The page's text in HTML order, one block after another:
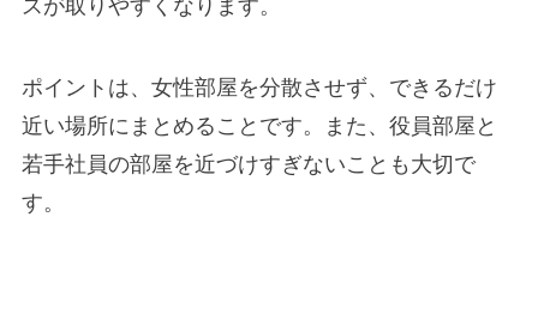
スが取りやすくなります。
ポイントは、女性部屋を分散させず、できるだけ
近い場所にまとめることです。また、役員部屋と
若手社員の部屋を近づけすぎないことも大切で
す。